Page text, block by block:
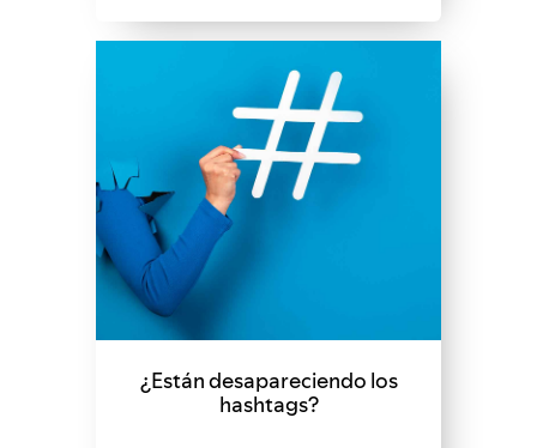
¿Están desapareciendo los
hashtags?